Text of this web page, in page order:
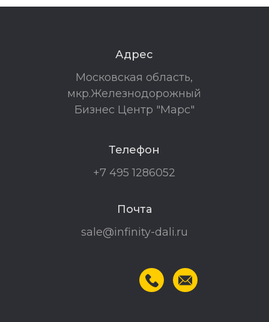
Адрес
Московская область,
мкр.Железнодорожный
Бизнес Центр "Марс"
Телефон
+7 495 1286052
Почта
sale@infinity-dali.ru